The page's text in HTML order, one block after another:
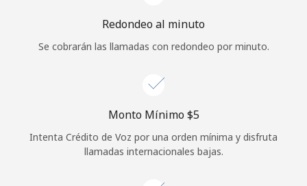
o
Continuar con
Redondeo al minuto
Se cobrarán las llamadas con redondeo por minuto.
Monto Mínimo ⁦$5⁩
Intenta Crédito de Voz por una orden mínima y disfruta
llamadas internacionales bajas.